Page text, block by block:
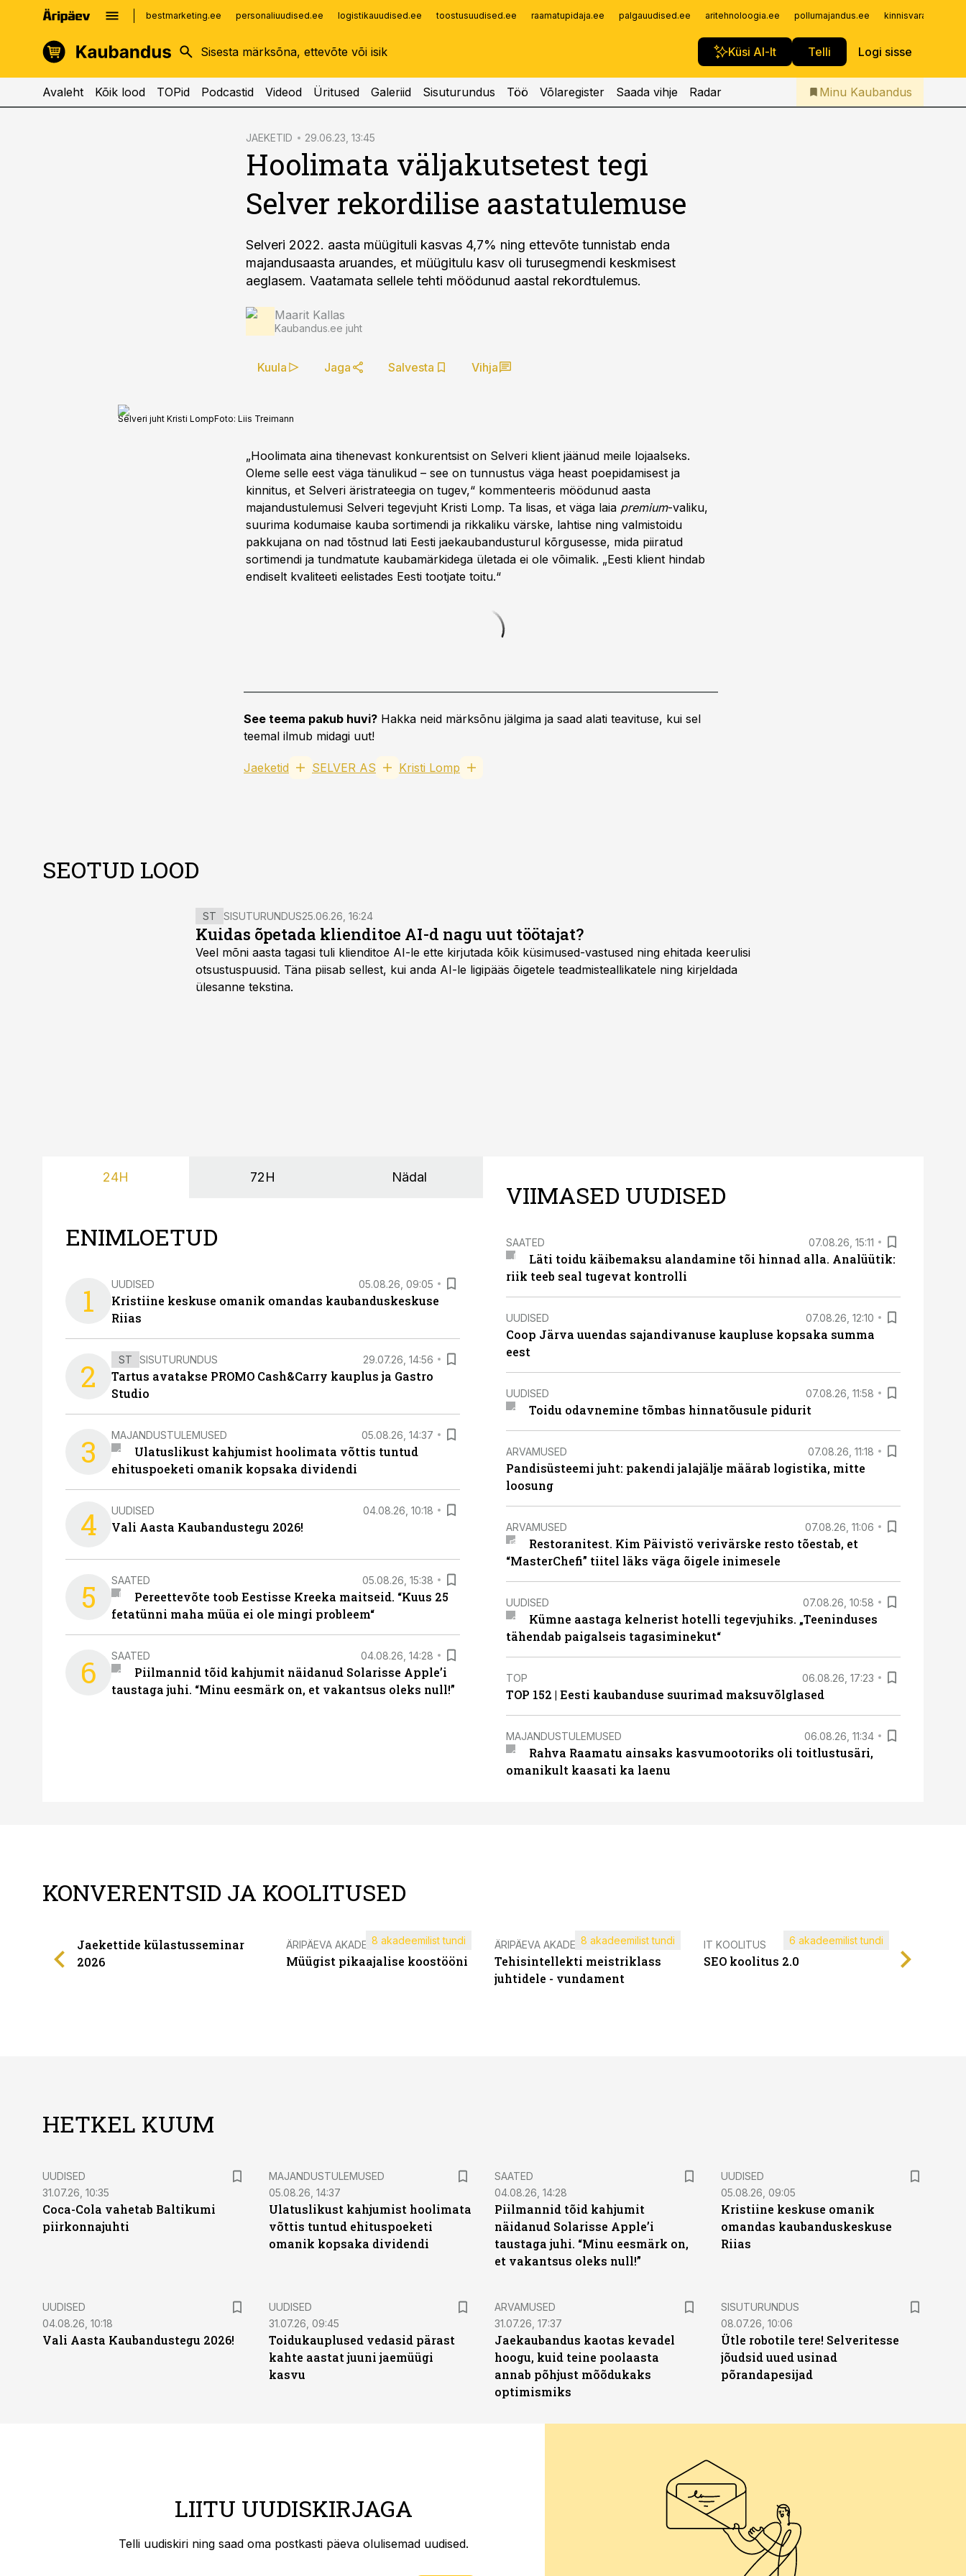
bestmarketing.ee personaliuudised.ee logistikauudised.ee toostusuudised.ee raamatupidaja.ee palgauudised.ee aritehnoloogia.ee pollumajandus.ee
Küsi AI-lt Telli Logi sisse
kinnisvarauudised.ee
logistikauudised.ee
imelineajalugu.ee
Infopank
Iseteenindus
Telli Kaubandus
Avaleht Kõik lood TOPid Podcastid Videod Üritused Galeriid Sisuturundus Töö Võlaregister Saada vihje Radar Minu Kaubandus
JAEKETID 29.06.23, 13:45
Hoolimata väljakutsetest tegi
Selver rekordilise aastatulemuse
Selveri 2022. aasta müügituli kasvas 4,7% ning ettevõte tunnistab enda
majandusaasta aruandes, et müügitulu kasv oli turusegmendi keskmisest
aeglasem. Vaatamata sellele tehti möödunud aastal rekordtulemus.
Maarit Kallas
Kaubandus.ee juht
Kuula Jaga Salvesta Vihja
Selveri juht Kristi LompFoto: Liis Treimann
„Hoolimata aina tihenevast konkurentsist on Selveri klient jäänud meile lojaalseks.
Oleme selle eest väga tänulikud – see on tunnustus väga heast poepidamisest ja
kinnitus, et Selveri äristrateegia on tugev,“ kommenteeris möödunud aasta
majandustulemusi Selveri tegevjuht Kristi Lomp. Ta lisas, et väga laia premium-valiku,
suurima kodumaise kauba sortimendi ja rikkaliku värske, lahtise ning valmistoidu
pakkujana on nad tõstnud lati Eesti jaekaubandusturul kõrgusesse, mida piiratud
sortimendi ja tundmatute kaubamärkidega ületada ei ole võimalik. „Eesti klient hindab
endiselt kvaliteeti eelistades Eesti tootjate toitu.“
See teema pakub huvi? Hakka neid märksõnu jälgima ja saad alati teavituse, kui sel
teemal ilmub midagi uut!
Jaeketid SELVER AS Kristi Lomp
SEOTUD LOOD
ST SISUTURUNDUS25.06.26, 16:24
Kuidas õpetada klienditoe AI-d nagu uut töötajat?
Veel mõni aasta tagasi tuli klienditoe AI-le ette kirjutada kõik küsimused-vastused ning ehitada keerulisi
otsustuspuusid. Täna piisab sellest, kui anda AI-le ligipääs õigetele teadmisteallikatele ning kirjeldada
ülesanne tekstina.
24H 72H Nädal
ENIMLOETUD
1 UUDISED 05.08.26, 09:05
Kristiine keskuse omanik omandas kaubanduskeskuse
Riias
2 ST SISUTURUNDUS 29.07.26, 14:56
Tartus avatakse PROMO Cash&Carry kauplus ja Gastro
Studio
3 MAJANDUSTULEMUSED 05.08.26, 14:37
Ulatuslikust kahjumist hoolimata võttis tuntud
ehituspoeketi omanik kopsaka dividendi
4 UUDISED 04.08.26, 10:18
Vali Aasta Kaubandustegu 2026!
5 SAATED 05.08.26, 15:38
Pereettevõte toob Eestisse Kreeka maitseid. “Kuus 25
fetatünni maha müüa ei ole mingi probleem“
6 SAATED 04.08.26, 14:28
Piilmannid tõid kahjumit näidanud Solarisse Apple’i
taustaga juhi. “Minu eesmärk on, et vakantsus oleks null!”
VIIMASED UUDISED
SAATED 07.08.26, 15:11
Läti toidu käibemaksu alandamine tõi hinnad alla. Analüütik:
riik teeb seal tugevat kontrolli
UUDISED 07.08.26, 12:10
Coop Järva uuendas sajandivanuse kaupluse kopsaka summa
eest
UUDISED 07.08.26, 11:58
Toidu odavnemine tõmbas hinnatõusule pidurit
ARVAMUSED 07.08.26, 11:18
Pandisüsteemi juht: pakendi jalajälje määrab logistika, mitte
loosung
ARVAMUSED 07.08.26, 11:06
Restoranitest. Kim Päivistö verivärske resto tõestab, et
“MasterChefi” tiitel läks väga õigele inimesele
UUDISED 07.08.26, 10:58
Kümne aastaga kelnerist hotelli tegevjuhiks. „Teeninduses
tähendab paigalseis tagasiminekut“
TOP 06.08.26, 17:23
TOP 152 | Eesti kaubanduse suurimad maksuvõlglased
MAJANDUSTULEMUSED 06.08.26, 11:34
Rahva Raamatu ainsaks kasvumootoriks oli toitlustusäri,
omanikult kaasati ka laenu
KONVERENTSID JA KOOLITUSED
Jaekettide külastusseminar
2026
ÄRIPÄEVA AKADEEMIA
Müügist pikaajalise koostööni
8 akadeemilist tundi ÄRIPÄEVA AKADEEMIA
Tehisintellekti meistriklass
juhtidele - vundament
8 akadeemilist tundi IT KOOLITUS
SEO koolitus 2.0
6 akadeemilist tundi
HETKEL KUUM
UUDISED
31.07.26, 10:35
Coca-Cola vahetab Baltikumi
piirkonnajuhti
MAJANDUSTULEMUSED
05.08.26, 14:37
Ulatuslikust kahjumist hoolimata
võttis tuntud ehituspoeketi
omanik kopsaka dividendi
SAATED
04.08.26, 14:28
Piilmannid tõid kahjumit
näidanud Solarisse Apple’i
taustaga juhi. “Minu eesmärk on,
et vakantsus oleks null!”
UUDISED
05.08.26, 09:05
Kristiine keskuse omanik
omandas kaubanduskeskuse
Riias
UUDISED
04.08.26, 10:18
Vali Aasta Kaubandustegu 2026!
UUDISED
31.07.26, 09:45
Toidukauplused vedasid pärast
kahte aastat juuni jaemüügi
kasvu
ARVAMUSED
31.07.26, 17:37
Jaekaubandus kaotas kevadel
hoogu, kuid teine poolaasta
annab põhjust mõõdukaks
optimismiks
ST
SISUTURUNDUS
08.07.26, 10:06
Ütle robotile tere! Selveritesse
jõudsid uued usinad
põrandapesijad
LIITU UUDISKIRJAGA
Telli uudiskiri ning saad oma postkasti päeva olulisemad uudised.